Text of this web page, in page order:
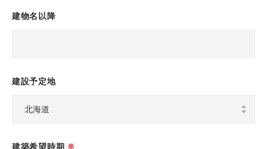
建物名以降
建設予定地
建築希望時期 ※